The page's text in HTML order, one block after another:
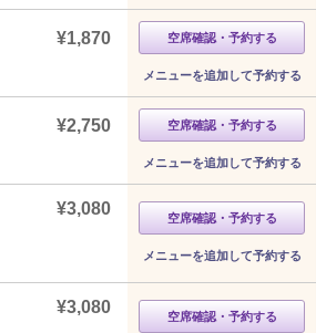
¥1,870 空席確認・予約する
メニューを追加して予約する
¥2,750 空席確認・予約する
メニューを追加して予約する
¥3,080 空席確認・予約する
メニューを追加して予約する
¥3,080 空席確認・予約する